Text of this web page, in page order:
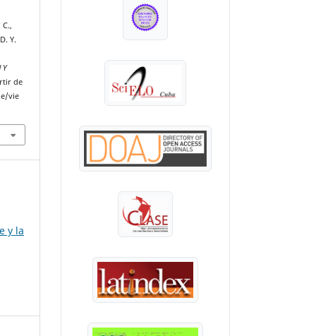
Y.
Y
de
vie
y la